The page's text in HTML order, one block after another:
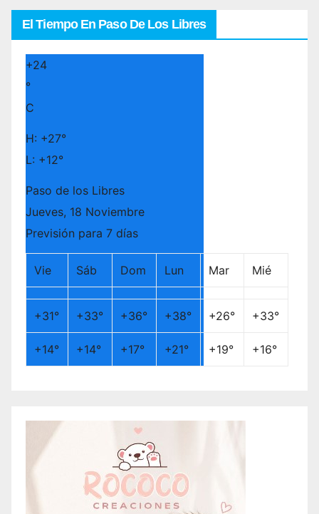
El Tiempo En Paso De Los Libres
+24
°
C
H: +27°
L: +12°
Paso de los Libres
Jueves, 18 Noviembre
Previsión para 7 días
Vie Sáb Dom Lun Mar Mié
+31° +33° +36° +38° +26° +33°
+14° +14° +17° +21° +19° +16°